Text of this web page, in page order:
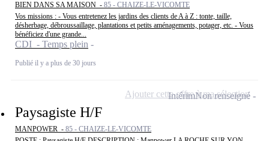
BIEN DANS SA MAISON - 85 - CHAIZE-LE-VICOMTE
Vos missions : - Vous entretenez les jardins des clients de A à Z : tonte, taille,
désherbage, débroussaillage, plantations et petits aménagements, potager, etc. - Vous
bénéficiez d'une grande...
CDI - Temps plein
Publié il y a plus de 30 jours
Paysagiste H/F
MANPOWER - 85 - CHAIZE-LE-VICOMTE
IntérimNon renseigné
Ajouter cette offre à ma sélection